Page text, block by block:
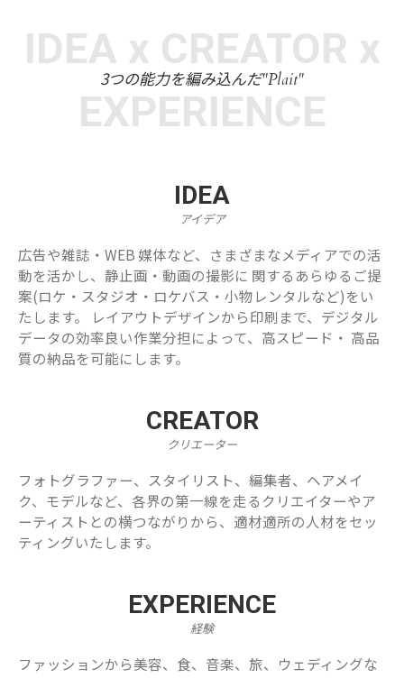
IDEA x CREATOR x
EXPERIENCE
3つの能力を編み込んだ"Plait"
IDEA
アイデア
広告や雑誌・WEB 媒体など、さまざまなメディアでの活
動を活かし、静止画・動画の撮影に 関するあらゆるご提
案(ロケ・スタジオ・ロケバス・小物レンタルなど)をい
たします。 レイアウトデザインから印刷まで、デジタル
データの効率良い作業分担によって、高スピード・ 高品
質の納品を可能にします。
CREATOR
クリエーター
フォトグラファー、スタイリスト、編集者、ヘアメイ
ク、モデルなど、各界の第一線を走るクリエイターやア
ーティストとの横つながりから、適材適所の人材をセッ
ティングいたします。
EXPERIENCE
経験
ファッションから美容、食、音楽、旅、ウェディングな